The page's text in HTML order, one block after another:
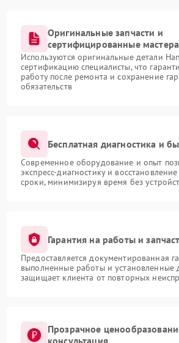
Оригинальные запчасти и
сертифицированные мастера
Используются оригинальные детали
сертификацию специалисты, что
работу после ремонта и сохранение
обязательств
Бесплатная диагностика и
Современное оборудование и опыт
экспресс-диагностику и
сроки, минимизируя время без
Гарантия на работы и
Предоставляется документированная
выполненные работы и установленные
защищает клиента от повторных
Прозрачное